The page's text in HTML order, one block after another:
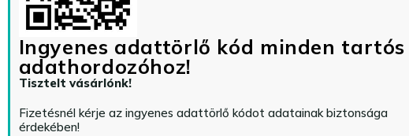
Ingyenes adattörlő kód minden tartós
adathordozóhoz!
Tisztelt vásárlónk!
Fizetésnél kérje az ingyenes adattörlő kódot adatainak biztonsága
érdekében!